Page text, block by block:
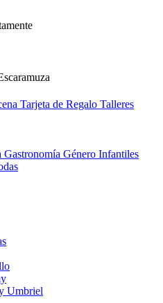
Tarjeta de Regalo Talleres
Gastronomía Género Infantiles
Umbriel